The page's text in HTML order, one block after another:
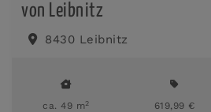
von Leibnitz
8430 Leibnitz
ca. 49 m2 619,99 €